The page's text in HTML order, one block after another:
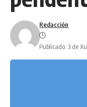
Redacción
Publicado: 3 de